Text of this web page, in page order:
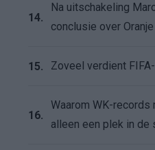
14.
Na uitschakeling
conclusie over Oranje
15. Zoveel verdient
16.
Waarom WK-records
alleen een plek in de